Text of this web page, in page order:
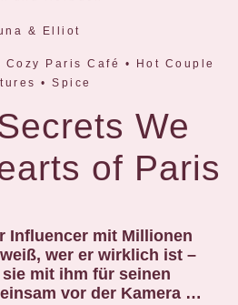
& Elliot
Paris Café • Hot Couple
• Spice
We
of Paris
Influencer mit Millionen
wer er wirklich ist –
mit ihm für seinen
vor der Kamera …